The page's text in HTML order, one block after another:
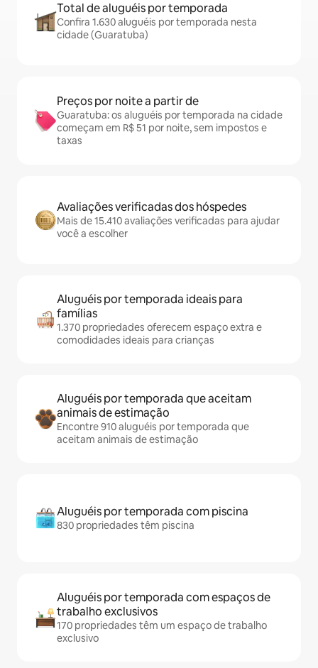
Total de aluguéis por temporada
Confira 1.630 aluguéis por temporada nesta
cidade (Guaratuba)
Preços por noite a partir de
Guaratuba: os aluguéis por temporada na cidade
começam em R$ 51 por noite, sem impostos e
taxas
Avaliações verificadas dos hóspedes
Mais de 15.410 avaliações verificadas para ajudar
você a escolher
Aluguéis por temporada ideais para
famílias
1.370 propriedades oferecem espaço extra e
comodidades ideais para crianças
Aluguéis por temporada que aceitam
animais de estimação
Encontre 910 aluguéis por temporada que
aceitam animais de estimação
Aluguéis por temporada com piscina
830 propriedades têm piscina
Aluguéis por temporada com espaços de
trabalho exclusivos
170 propriedades têm um espaço de trabalho
exclusivo